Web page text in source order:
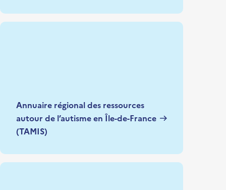
Annuaire régional des ressources
autour de l’autisme en Île-de-France
(TAMIS)